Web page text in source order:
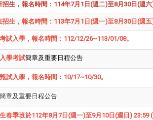
生，報名時間：114年7月1日(週二)至8月30日(週六
生，報名時間：113年7月1日(週一)至8月30日(週五
試入學，報名時間：112/12/26~113/01/08。
學考試簡章及重要日程公告
試入學，報名時間：10/17~10/30。
簡章及重要日程公告
春季班於112年8月7日(週一)至9月10日(週日) 23:59